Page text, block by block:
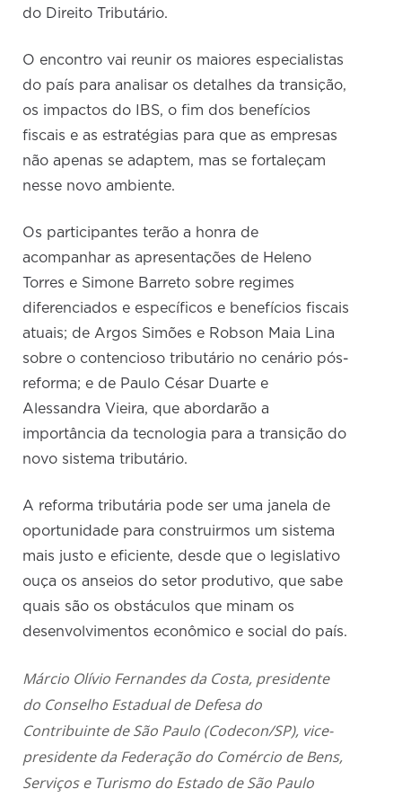
do Direito Tributário.
O encontro vai reunir os maiores especialistas
do país para analisar os detalhes da transição,
os impactos do IBS, o fim dos benefícios
fiscais e as estratégias para que as empresas
não apenas se adaptem, mas se fortaleçam
nesse novo ambiente.
Os participantes terão a honra de
acompanhar as apresentações de Heleno
Torres e Simone Barreto sobre regimes
diferenciados e específicos e benefícios fiscais
atuais; de Argos Simões e Robson Maia Lina
sobre o contencioso tributário no cenário pós-
reforma; e de Paulo César Duarte e
Alessandra Vieira, que abordarão a
importância da tecnologia para a transição do
novo sistema tributário.
A reforma tributária pode ser uma janela de
oportunidade para construirmos um sistema
mais justo e eficiente, desde que o legislativo
ouça os anseios do setor produtivo, que sabe
quais são os obstáculos que minam os
desenvolvimentos econômico e social do país.
Márcio Olívio Fernandes da Costa, presidente
do Conselho Estadual de Defesa do
Contribuinte de São Paulo (Codecon/SP), vice-
presidente da Federação do Comércio de Bens,
Serviços e Turismo do Estado de São Paulo